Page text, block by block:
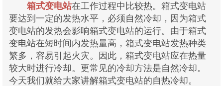
箱式变电站在工作过程中比较热。箱式变电站
要达到一定的发热水平，必须自然冷却，因为箱式
变电站的发热会影响箱式变电站的运行。由于箱式
变电站在短时间内发热量高，箱式变电站发热种类
繁多，容易引起火灾。因此，箱式变电站应在热量
较大时进行冷却。更常见的冷却方法是自然冷却。
今天我们就给大家讲解箱式变电站的自热冷却。